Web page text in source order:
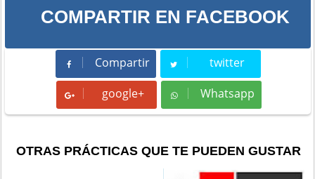
COMPARTIR EN FACEBOOK
Compartir
Compartir twitter
Tweet
google+ Whatsapp
Whatsapp
OTRAS PRÁCTICAS QUE TE PUEDEN GUSTAR